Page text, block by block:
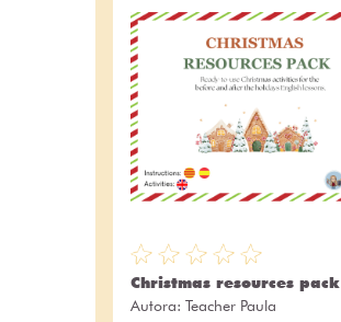
Christmas resources pack
Autora: Teacher Paula